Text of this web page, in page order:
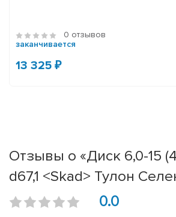
0 отзывов
заканчивается
13 325 ₽
Отзывы о «Диск 6,0-15
d67,1 <Skad> Тулон
0.0